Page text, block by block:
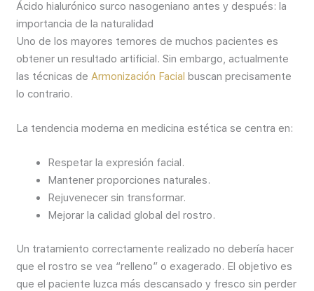
Ácido hialurónico surco nasogeniano antes y después: la
importancia de la naturalidad
Uno de los mayores temores de muchos pacientes es
obtener un resultado artificial. Sin embargo, actualmente
las técnicas deArmonización Facial buscan precisamente
lo contrario.
La tendencia moderna en medicina estética se centra en:
Respetar la expresión facial.
Mantener proporciones naturales.
Rejuvenecer sin transformar.
Mejorar la calidad global del rostro.
Un tratamiento correctamente realizado no debería hacer
que el rostro se vea “relleno” o exagerado. El objetivo es
que el paciente luzca más descansado y fresco sin perder